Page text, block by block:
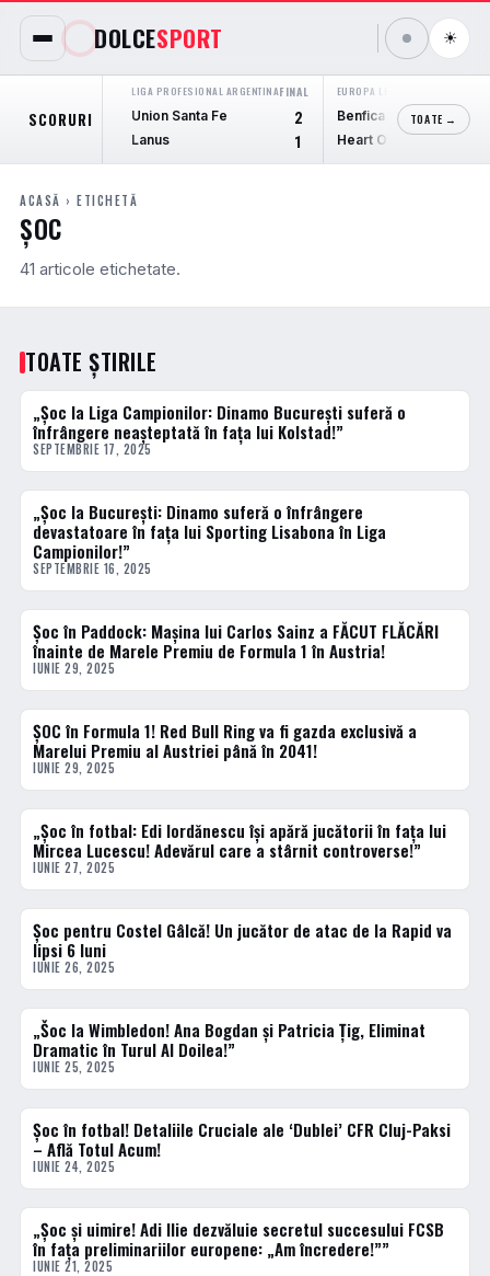
DOLCESPORT ☀
SCORURI
LIGA PROFESIONAL ARGENTINAFINAL
Union Santa Fe
2
Lanus 1
EUROPA LEAGUE
Benfica
6
Heart Of Midlothian
TOATE →
ACASĂ › ETICHETĂ
ȘOC
41 articole etichetate.
TOATE ȘTIRILE
HANDBAL
„Șoc la Liga Campionilor: Dinamo București suferă o
înfrângere neașteptată în fața lui Kolstad!”
SEPTEMBRIE 17, 2025
HANDBAL
„Șoc la București: Dinamo suferă o înfrângere
devastatoare în fața lui Sporting Lisabona în Liga
Campionilor!”
SEPTEMBRIE 16, 2025
ACTUALE
Șoc în Paddock: Mașina lui Carlos Sainz a FĂCUT FLĂCĂRI
înainte de Marele Premiu de Formula 1 în Austria!
IUNIE 29, 2025
ACTUALE
ȘOC în Formula 1! Red Bull Ring va fi gazda exclusivă a
Marelui Premiu al Austriei până în 2041!
IUNIE 29, 2025
ACTUALE
„Șoc în fotbal: Edi Iordănescu își apără jucătorii în fața lui
Mircea Lucescu! Adevărul care a stârnit controverse!”
IUNIE 27, 2025
ACTUALE
Șoc pentru Costel Gâlcă! Un jucător de atac de la Rapid va
lipsi 6 luni
IUNIE 26, 2025
TENIS
„Šoc la Wimbledon! Ana Bogdan și Patricia Ţig, Eliminat
Dramatic în Turul Al Doilea!”
IUNIE 25, 2025
ACTUALE
Șoc în fotbal! Detaliile Cruciale ale ‘Dublei’ CFR Cluj-Paksi
– Află Totul Acum!
IUNIE 24, 2025
ACTUALE
„Șoc și uimire! Adi Ilie dezvăluie secretul succesului FCSB
în fața preliminariilor europene: „Am încredere!””
IUNIE 21, 2025